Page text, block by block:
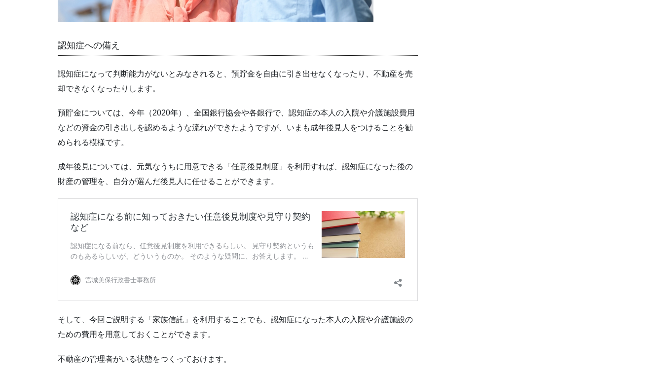
認知症への備え
認知症になって判断能力がないとみなされると、預貯金を自由に引き出せなくなったり、不動産を売
却できなくなったりします。
預貯金については、今年（2020年）、全国銀行協会や各銀行で、認知症の本人の入院や介護施設費用
などの資金の引き出しを認めるような流れができたようですが、いまも成年後見人をつけることを勧
められる模様です。
成年後見については、元気なうちに用意できる「任意後見制度」を利用すれば、認知症になった後の
財産の管理を、自分が選んだ後見人に任せることができます。
そして、今回ご説明する「家族信託」を利用することでも、認知症になった本人の入院や介護施設の
ための費用を用意しておくことができます。
不動産の管理者がいる状態をつくっておけます。